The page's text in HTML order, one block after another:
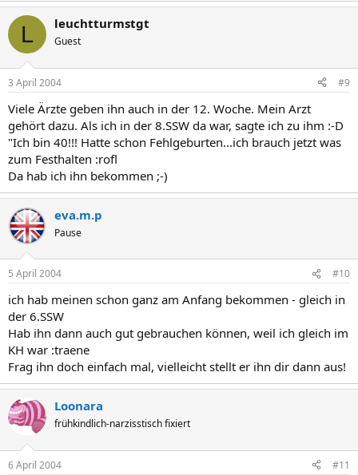
L leuchtturmstgt
Guest
3 April 2004 #9
Viele Ärzte geben ihn auch in der 12. Woche. Mein Arzt
gehört dazu. Als ich in der 8.SSW da war, sagte ich zu ihm :-D
"Ich bin 40!!! Hatte schon Fehlgeburten...ich brauch jetzt was
zum Festhalten :rofl
Da hab ich ihn bekommen ;-)
eva.m.p
Pause
5 April 2004 #10
ich hab meinen schon ganz am Anfang bekommen - gleich in
der 6.SSW
Hab ihn dann auch gut gebrauchen können, weil ich gleich im
KH war :traene
Frag ihn doch einfach mal, vielleicht stellt er ihn dir dann aus!
Loonara
frühkindlich-narzisstisch fixiert
6 April 2004 #11